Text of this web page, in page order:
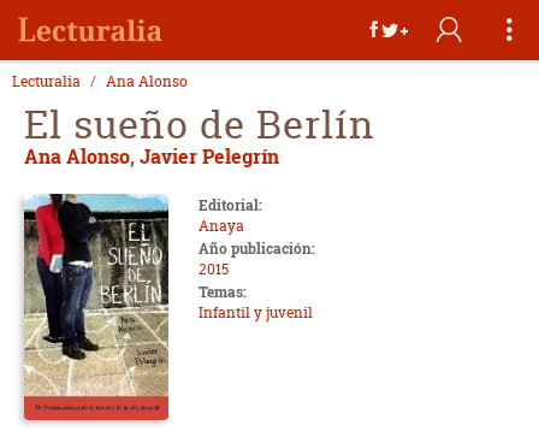
Lecturalia Ana Alonso
El sueño de Berlín
Ana Alonso, Javier Pelegrín
Editorial:
Anaya
Año publicación:
2015
Temas:
Infantil y juvenil